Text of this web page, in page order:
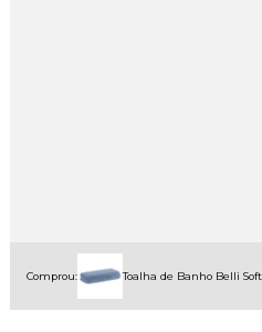
Comprou: Toalha de Banho Belli